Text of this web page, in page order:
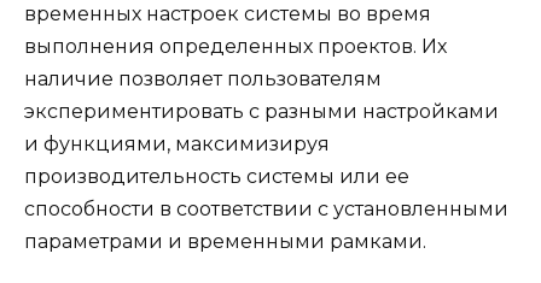
временных настроек системы во время
выполнения определенных проектов. Их
наличие позволяет пользователям
экспериментировать с разными настройками
и функциями, максимизируя
производительность системы или ее
способности в соответствии с установленными
параметрами и временными рамками.